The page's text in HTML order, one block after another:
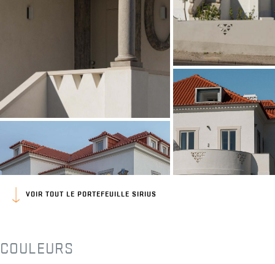
VOIR TOUT LE PORTEFEUILLE SIRIUS
COULEURS